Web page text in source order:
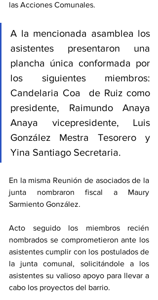
las Acciones Comunales.
A la mencionada asamblea los
asistentes presentaron una
plancha única conformada por
los siguientes miembros:
Candelaria Coa  de Ruiz como
presidente, Raimundo Anaya
Anaya vicepresidente, Luis
González Mestra Tesorero y
Yina Santiago Secretaria.
En la misma Reunión de asociados de la
junta nombraron fiscal a Maury
Sarmiento González.
Acto seguido los miembros recién
nombrados se comprometieron ante los
asistentes cumplir con los postulados de
la junta comunal, solicitándole a los
asistentes su valioso apoyo para llevar a
cabo los proyectos del barrio.